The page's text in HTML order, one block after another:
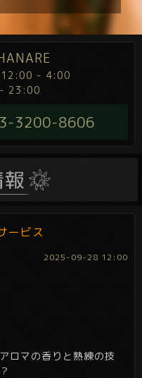
12:00 - 4:00
23:00
3200-8606
ービス
2025-09-28 12:00
ロマの香りと熟練の技